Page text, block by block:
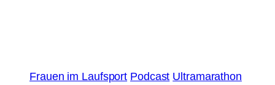
Frauen im Laufsport Podcast Ultramarathon